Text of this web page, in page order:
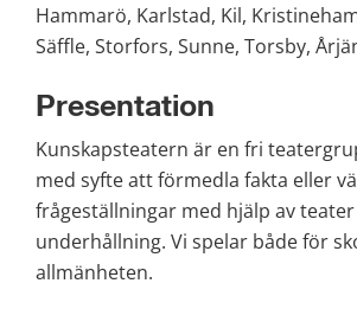
Hammarö, Karlstad, Kil,
Säffle, Storfors, Sunne, Torsby,
Presentation
Kunskapsteatern är en fri
med syfte att förmedla fakta eller
frågeställningar med hjälp av
underhållning. Vi spelar både för
allmänheten.